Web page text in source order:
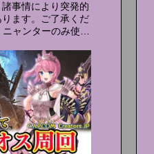
事情により突発的
ます。ご了承くだ
ャンターのみ使用
合（システム都
ます。- 攻略順